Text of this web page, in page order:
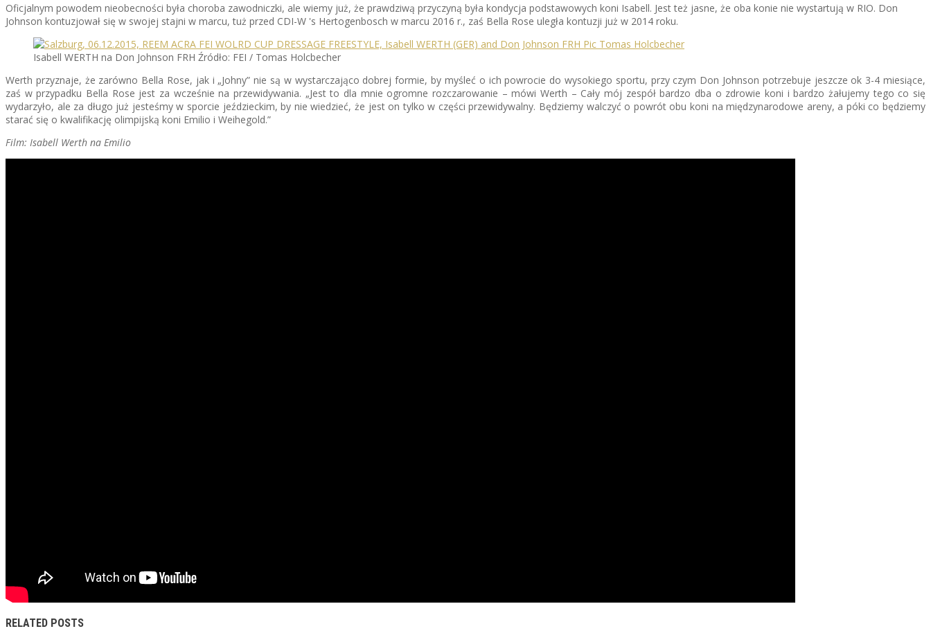
Oficjalnym powodem nieobecności była choroba zawodniczki, ale wiemy już, że prawdziwą przyczyną była kondycja podstawowych koni Isabell. Jest też jasne, że oba konie nie wystartują w RIO. Don
Johnson kontuzjował się w swojej stajni w marcu, tuż przed CDI-W 's Hertogenbosch w marcu 2016 r., zaś Bella Rose uległa kontuzji już w 2014 roku.
Isabell WERTH na Don Johnson FRH Źródło: FEI / Tomas Holcbecher
Werth przyznaje, że zarówno Bella Rose, jak i „Johny” nie są w wystarczająco dobrej formie, by myśleć o ich powrocie do wysokiego sportu, przy czym Don Johnson potrzebuje jeszcze ok 3-4 miesiące,
zaś w przypadku Bella Rose jest za wcześnie na przewidywania. „Jest to dla mnie ogromne rozczarowanie – mówi Werth – Cały mój zespół bardzo dba o zdrowie koni i bardzo żałujemy tego co się
wydarzyło, ale za długo już jesteśmy w sporcie jeździeckim, by nie wiedzieć, że jest on tylko w części przewidywalny. Będziemy walczyć o powrót obu koni na międzynarodowe areny, a póki co będziemy
starać się o kwalifikację olimpijską koni Emilio i Weihegold.”
Film: Isabell Werth na Emilio
RELATED POSTS